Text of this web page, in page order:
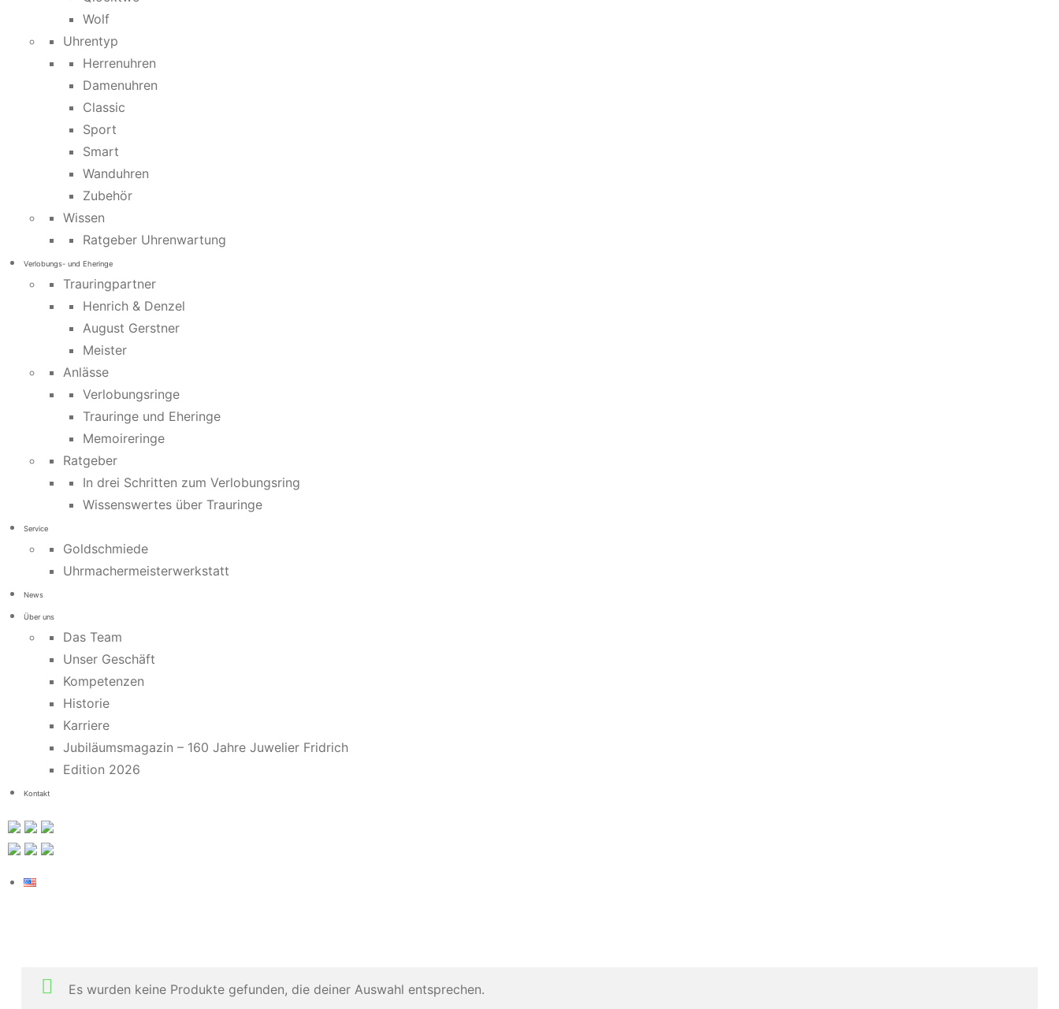
Wolf
Uhrentyp
Herrenuhren
Damenuhren
Classic
Sport
Smart
Wanduhren
Zubehör
Wissen
Ratgeber Uhrenwartung
Verlobungs- und Eheringe
Trauringpartner
Henrich & Denzel
August Gerstner
Meister
Anlässe
Verlobungsringe
Trauringe und Eheringe
Memoireringe
Ratgeber
In drei Schritten zum Verlobungsring
Wissenswertes über Trauringe
Service
Goldschmiede
Uhrmachermeisterwerkstatt
News
Über uns
Das Team
Unser Geschäft
Kompetenzen
Historie
Karriere
Jubiläumsmagazin – 160 Jahre Juwelier Fridrich
Edition 2026
Kontakt
Es wurden keine Produkte gefunden, die deiner Auswahl entsprechen.